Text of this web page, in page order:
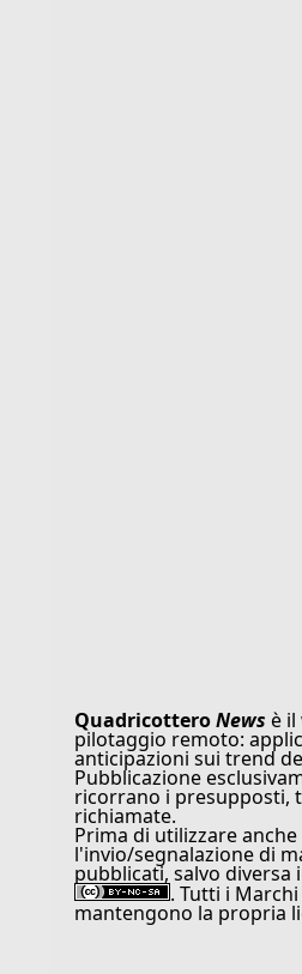
QuadricotteroNews è il
pilotaggio remoto:
anticipazioni sui trend
Pubblicazione
ricorrano i presupposti,
richiamate.
Prima di utilizzare
l'invio/segnalazione di
pubblicati, salvo diversa
. Tutti i
mantengono la propria